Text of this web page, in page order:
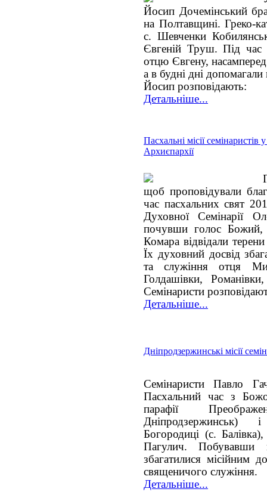
Йосип Дочемінський
на Полтавщині. Греко-
с. Шевченки
Євгеній Труш. Під час
отцю Євгену,
а в будні дні допомагали
Йосип розповідають:
Детальніше...
Пасхальні місії семінаристів
Архиєпархії
щоб проповідували
час пасхальних свят
Духовної Семінарії
почувши голос Божий,
Комара відвідали
Їх духовний досвід
та служіння отця
Голдашівки,
Семінаристи
Детальніше...
Дніпродзержинські місії
Семінаристи Павло
Пасхальний час з
парафії
Дніпродзержинськ)
Богородиці (с.
Пагулич. Побувавши
збагатилися місійним
священичого служіння.
Детальніше...